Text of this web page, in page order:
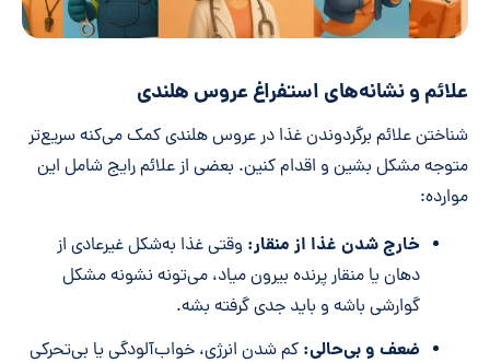
علائم و نشانه‌های استفراغ عروس هلندی
شناختن علائم برگردوندن غذا در عروس هلندی کمک می‌کنه سریع‌تر
متوجه مشکل بشین و اقدام کنین. بعضی از علائم رایج شامل این
موارده:
خارج شدن غذا از منقار: وقتی غذا به‌شکل غیرعادی از
دهان یا منقار پرنده بیرون میاد، می‌تونه نشونه مشکل
گوارشی باشه و باید جدی گرفته بشه.
ضعف و بی‌حالی: کم شدن انرژی، خواب‌آلودگی یا بی‌تحرکی